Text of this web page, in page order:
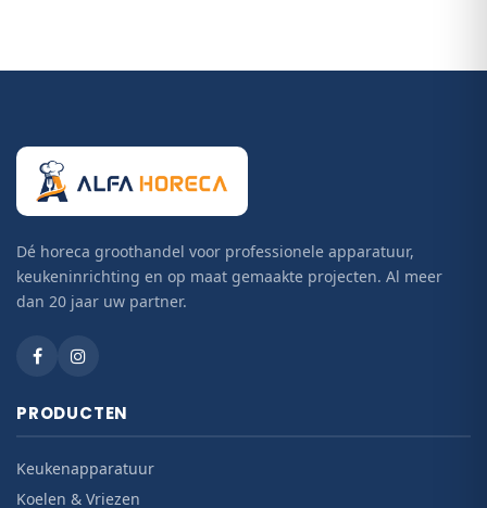
Dé horeca groothandel voor professionele apparatuur,
keukeninrichting en op maat gemaakte projecten. Al meer
dan 20 jaar uw partner.
PRODUCTEN
Keukenapparatuur
Koelen & Vriezen